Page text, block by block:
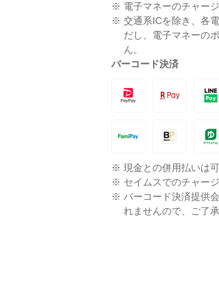
※ 電子マネーのチャー
※ 交通系ICを除き、各
だし、電子マネーの
ん。
バーコード決済
※ 現金との併用払いは可
※ セイムスでのチャー
※ バーコード決済提供
れませんので、ご了承